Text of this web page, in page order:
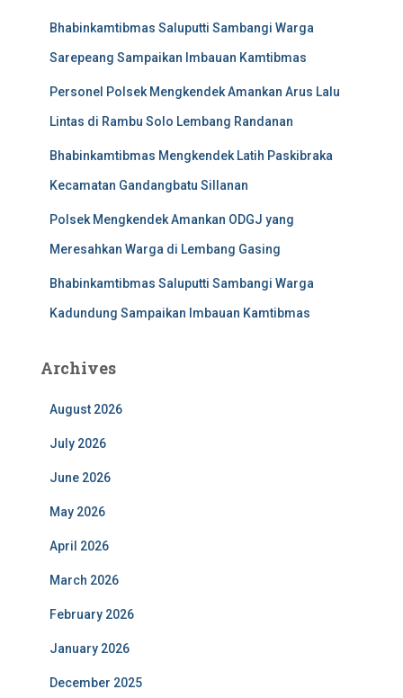
Bhabinkamtibmas Saluputti Sambangi Warga
Sarepeang Sampaikan Imbauan Kamtibmas
Personel Polsek Mengkendek Amankan Arus Lalu
Lintas di Rambu Solo Lembang Randanan
Bhabinkamtibmas Mengkendek Latih Paskibraka
Kecamatan Gandangbatu Sillanan
Polsek Mengkendek Amankan ODGJ yang
Meresahkan Warga di Lembang Gasing
Bhabinkamtibmas Saluputti Sambangi Warga
Kadundung Sampaikan Imbauan Kamtibmas
Archives
August 2026
July 2026
June 2026
May 2026
April 2026
March 2026
February 2026
January 2026
December 2025